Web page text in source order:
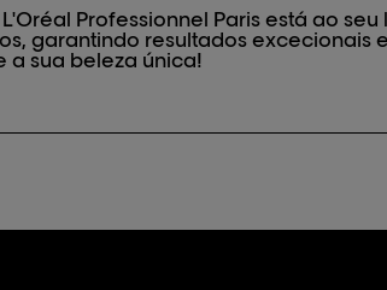
Professionnel Paris está ao
garantindo resultados excecionais
a sua beleza única!